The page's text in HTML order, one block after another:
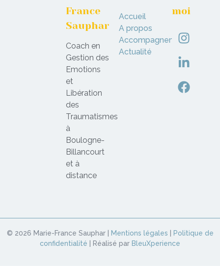
France
Sauphar
Coach en
Gestion des
Emotions
et
Libération
des
Traumatismes
à
Boulogne-
Billancourt
et à
distance
Accueil
A propos
Accompagnement
Actualité
moi
© 2026 Marie-France Sauphar | Mentions légales
Politique de
confidentialité | Réalisé par BleuXperience